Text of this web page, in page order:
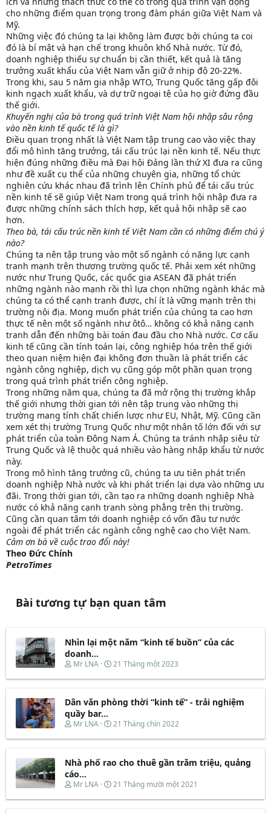
cho những điểm quan trọng trong đàm phán giữa Việt Nam và
Mỹ.
Những việc đó chúng ta lại không làm được bởi chúng ta coi
đó là bí mật và hạn chế trong khuôn khổ Nhà nước. Từ đó,
doanh nghiệp thiếu sự chuẩn bị cần thiết, kết quả là tăng
trưởng xuất khẩu của Việt Nam vẫn giữ ở nhịp độ 20-22%.
Trong khi, sau 5 năm gia nhập WTO, Trung Quốc tăng gấp đôi
kinh ngạch xuất khẩu, và dự trữ ngoại tệ của họ giờ đứng đầu
thế giới.
Khuyến nghị của bà trong quá trình Việt Nam hội nhập sâu rộng
vào nền kinh tế quốc tế là gì?
Điều quan trọng nhất là Việt Nam tập trung cao vào việc thay
đổi mô hình tăng trưởng, tái cấu trúc lại nền kinh tế. Nếu thực
hiện đúng những điều mà Đại hội Đảng lần thứ XI đưa ra cũng
như đề xuất cụ thể của những chuyên gia, những tổ chức
nghiên cứu khác nhau đã trình lên Chính phủ để tái cấu trúc
nền kinh tế sẽ giúp Việt Nam trong quá trình hội nhập đưa ra
được những chính sách thích hợp, kết quả hội nhập sẽ cao
hơn.
Theo bà, tái cấu trúc nền kinh tế Việt Nam cần có những điểm chú ý
nào?
Chúng ta nên tập trung vào một số ngành có năng lực cạnh
tranh mạnh trên thương trường quốc tế. Phải xem xét những
nước như Trung Quốc, các quốc gia ASEAN đã phát triển
những ngành nào mạnh rồi thì lựa chọn những ngành khác mà
chúng ta có thể cạnh tranh được, chí ít là vững mạnh trên thị
trường nội địa. Mong muốn phát triển của chúng ta cao hơn
thực tế nên một số ngành như ôtô… không có khả năng cạnh
tranh dẫn đến những bài toán đau đầu cho Nhà nước. Cơ cấu
kinh tế cũng cần tính toán lại, công nghiệp hóa trên thế giới
theo quan niệm hiện đại không đơn thuần là phát triển các
ngành công nghiệp, dịch vụ cũng góp một phần quan trọng
trong quá trình phát triển công nghiệp.
Trong những năm qua, chúng ta đã mở rộng thị trường khắp
thế giới nhưng thời gian tới nên tập trung vào những thị
trường mang tính chất chiến lược như EU, Nhật, Mỹ. Cũng cần
xem xét thị trường Trung Quốc như một nhân tố lớn đối với sự
phát triển của toàn Đông Nam Á. Chúng ta tránh nhập siêu từ
Trung Quốc và lệ thuộc quá nhiều vào hàng nhập khẩu từ nước
này.
Trong mô hình tăng trưởng cũ, chúng ta ưu tiên phát triển
doanh nghiệp Nhà nước và khi phát triển lại dựa vào những ưu
đãi. Trong thời gian tới, cần tạo ra những doanh nghiệp Nhà
nước có khả năng cạnh tranh sòng phẳng trên thị trường.
Cũng cần quan tâm tới doanh nghiệp có vốn đầu tư nước
ngoài để phát triển các ngành công nghệ cao cho Việt Nam.
Cảm ơn bà về cuộc trao đổi này!
Theo Đức Chính
PetroTimes
Bài tương tự bạn quan tâm
Nhìn lại một năm “kinh tế buồn” của các
doanh...
T
r
a
d
s
a
t
e
r
Mr LNA
N
à
b
t
ầ
21 Tháng một 2023
Dân văn phòng thời “kinh tế” - trải nghiệm
quầy bar...
T
r
a
d
s
a
Mr LNA
N
à
b
t
ầ
21 Tháng chín 2022
Nhà phố rao cho thuê gần trăm triệu, quảng
cáo...
T
r
Mr LNA
N
à
21 Tháng mười một 2021